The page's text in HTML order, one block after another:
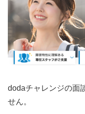
dodaチャレンジの面
せん。